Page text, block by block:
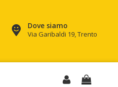
Dove siamo
Via Garibaldi 19, Trento